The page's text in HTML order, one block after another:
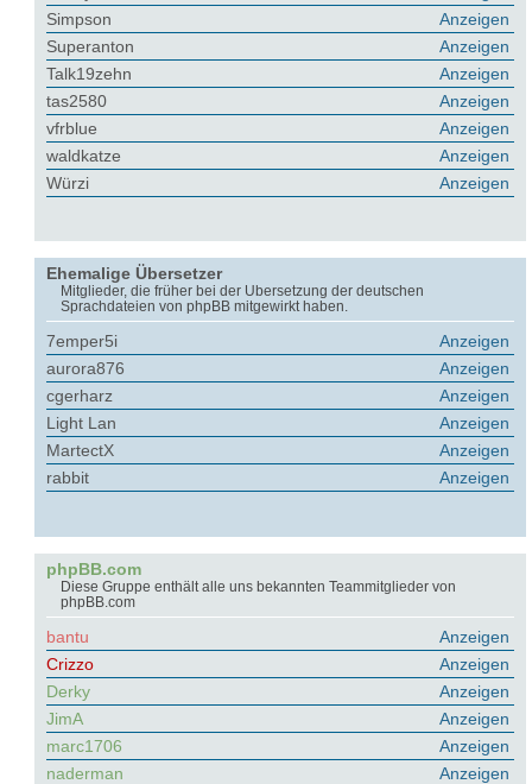
Anzeigen
Simpson
Anzeigen
Superanton
Anzeigen
Talk19zehn
Anzeigen
tas2580
Anzeigen
vfrblue
Anzeigen
waldkatze
Anzeigen
Würzi
Ehemalige Übersetzer
Mitglieder, die früher bei der Übersetzung der deutschen
Sprachdateien von phpBB mitgewirkt haben.
Anzeigen
7emper5i
Anzeigen
aurora876
Anzeigen
cgerharz
Anzeigen
Light Lan
Anzeigen
MartectX
Anzeigen
rabbit
phpBB.com
Diese Gruppe enthält alle uns bekannten Teammitglieder von
phpBB.com
Anzeigen
bantu
Anzeigen
Crizzo
Anzeigen
Derky
Anzeigen
JimA
Anzeigen
marc1706
Anzeigen
naderman